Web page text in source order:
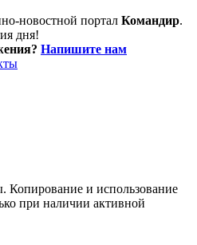
новостной портал Командир.
дня!
Напишите нам
и использование
при наличии активной